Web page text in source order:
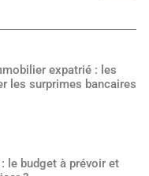
expatrié : les
les surprimes bancaires
le budget à prévoir et